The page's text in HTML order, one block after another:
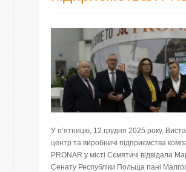
У п’ятницю, 12 грудня 2025 року,
центр та виробничі підприємства
PRONAR у місті Сємятичі відвідала
Сенату Республіки Польща пані